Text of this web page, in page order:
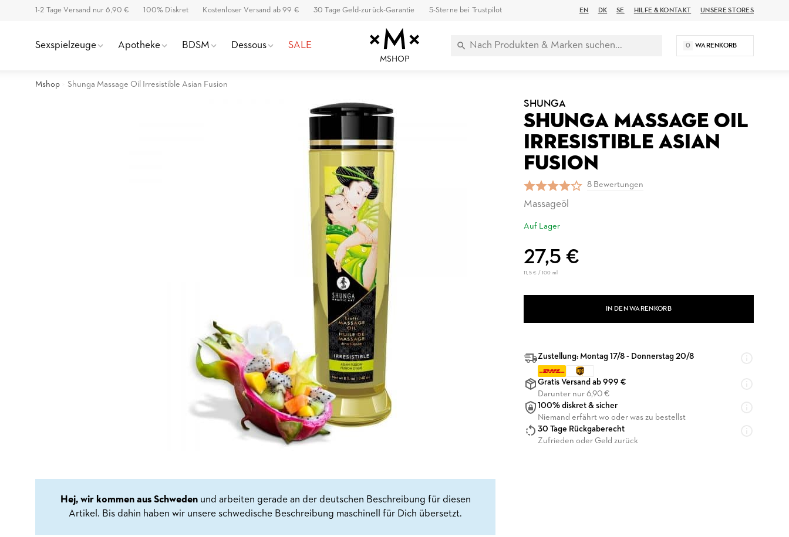
1-2 Tage Versand nur 6,90 € 100% Diskret Kostenloser Versand ab 99 € 30 Tage Geld-zurück-Garantie 5-Sterne bei Trustpilot EN DK SE HILFE & KONTAKT UNSERE STORES
Sexspielzeuge Apotheke BDSM Dessous SALE
MSHOP
0 WARENKORB
Mshop Shunga Massage Oil Irresistible Asian Fusion
SHUNGA
SHUNGA MASSAGE OIL
IRRESISTIBLE ASIAN
FUSION
8 Bewertungen
Massageöl
Auf Lager
27,5 €
11,5 € / 100 ml
IN DEN WARENKORB
Zustellung: Montag 17/8 - Donnerstag 20/8
Gratis Versand ab 999 €
Darunter nur 6,90 €
100% diskret & sicher
Niemand erfährt wo oder was zu bestellst
30 Tage Rückgaberecht
Zufrieden oder Geld zurück
Hej, wir kommen aus Schwedenund arbeiten gerade an der deutschen Beschreibung für diesen
Artikel. Bis dahin haben wir unsere schwedische Beschreibung maschinell für Dich übersetzt.